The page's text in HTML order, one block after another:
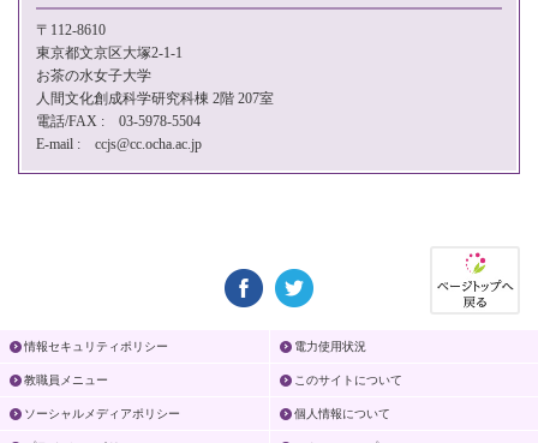
〒112-8610
東京都文京区大塚2-1-1
お茶の水女子大学
人間文化創成科学研究科棟 2階 207室
電話/FAX : 03-5978-5504
E-mail : ccjs@cc.ocha.ac.jp
情報セキュリティポリシー 電力使用状況
教職員メニュー このサイトについて
ソーシャルメディアポリシー 個人情報について